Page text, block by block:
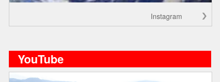
Instagram
YouTube